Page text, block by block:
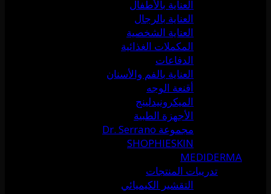
العناية بالأطفال
العناية بالرجال
العناية الشخصية
المكملات الغذائية
الدفاعات
العناية بالفم والأسنان
أقنعة الوجه
الميكرونيدلينج
الأجهزة الطبية
مجموعة Dr. Serrano
SHOPHIESKIN
MEDIDERMA
تدريبات المنتجات
التقشير الكيميائي